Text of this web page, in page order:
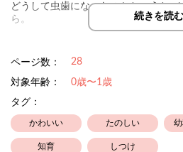
どうして虫歯になったのかというと…
ら。
「ごはんのあとはちゃんとはみがきを
にっこり伝えてくれます。
これからは歯みがきをがんばることを
楽しいお話を通して、歯みがきの大切
然に学べる絵本です。
続きを読む
ページ数： 28
対象年齢：
0歳〜1歳
タグ：
かわいい たのしい
知育 しつけ